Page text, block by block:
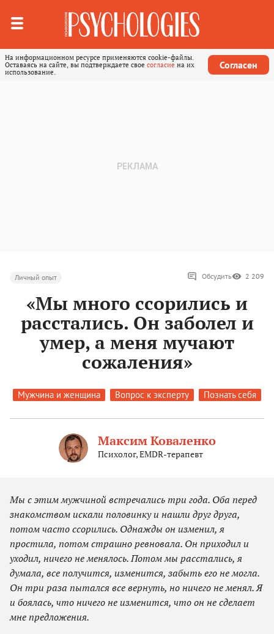
На информационном ресурсе применяются cookie-файлы.
Оставаясь на сайте, вы подтверждаете свое согласие на их
использование.
Согласен
Личный опыт Обсудить 2 209
«Мы много ссорились и
расстались. Он заболел и
умер, а меня мучают
сожаления»
Мужчина и женщина Вопрос к эксперту Познать себя
Максим Коваленко
Психолог, EMDR-терапевт
Мы с этим мужчиной встречались три года. Оба перед
знакомством искали половинку и нашли друг друга,
потом часто ссорились. Однажды он изменил, я
простила, потом страшно ревновала. Он приходил и
уходил, ничего не менялось. Потом мы расстались, я
думала, все получится, изменится, забыть его не могла.
Он три раза пытался все вернуть, но ничего не менял. Я
и боялась, что ничего не изменится, что он не сделает
мне предложения.